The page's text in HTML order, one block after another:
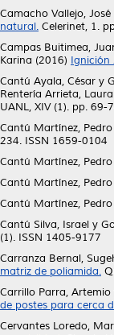
Camacho Vallejo,
natural. Celerinet, 1.
Campas Buitimea,
Karina (2016) Ignición
Cantú Ayala, César y
Rentería Arrieta,
UANL, XIV (1). pp. 69-
Cantú Martínez, Pedro
234. ISSN 1659-0104
Cantú Martínez, Pedro
Cantú Martínez, Pedro
Cantú Martínez, Pedro
Cantú Silva, Israel y
(1). ISSN 1405-9177
Carranza Bernal,
matriz de poliamida.
Carrillo Parra, Artemio
de postes para cerca
Cervantes Loredo,